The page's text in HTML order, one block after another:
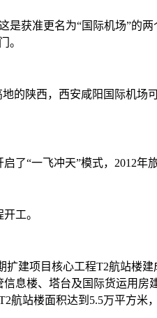
获准更名为“国际机场”的
。
陕西，西安咸阳国际机场
“一飞冲天”模式，2012年
工。
建项目核心工程T2航站楼
息楼、塔台及国际货运用
站楼面积达到5.5万平方米